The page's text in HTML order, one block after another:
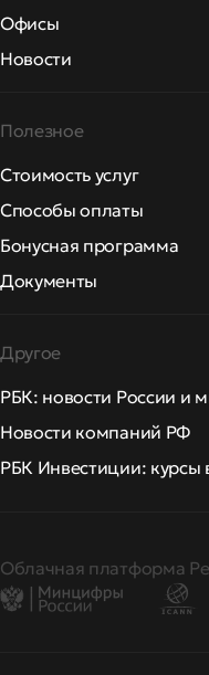
Офисы
Новости
Полезное
Стоимость услуг
Способы оплаты
Бонусная программа
Документы
Другое
РБК: новости России и
Новости компаний РФ
РБК Инвестиции: курсы
Облачная платформа